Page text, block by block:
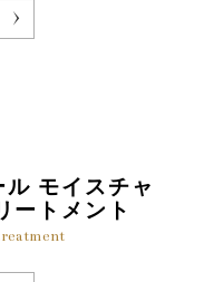
ル モイスチャ
ートメント